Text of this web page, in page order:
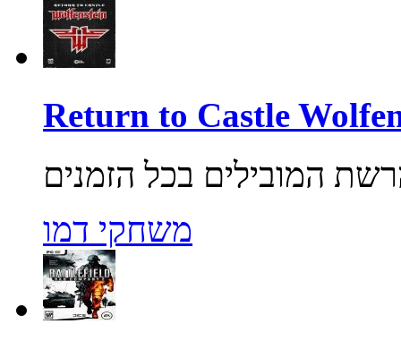
משחקי דמו